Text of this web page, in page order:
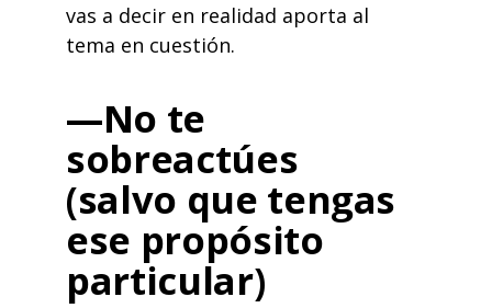
vas a decir en realidad aporta al
tema en cuestión.
—No te
sobreactúes
(salvo que tengas
ese propósito
particular)